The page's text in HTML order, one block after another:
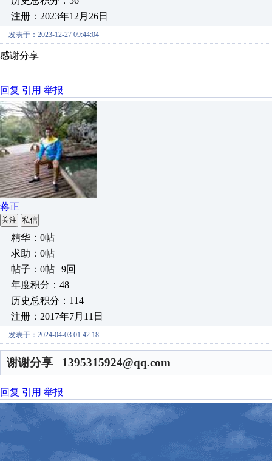
注册：2023年12月26日
发表于：2023-12-27 09:44:04
感谢分享
回复 引用 举报
蒋正
关注 私信
精华：0帖
求助：0帖
帖子：0帖 | 9回
年度积分：48
历史总积分：114
注册：2017年7月11日
发表于：2024-04-03 01:42:18
谢谢分享 1395315924@qq.com
回复 引用 举报